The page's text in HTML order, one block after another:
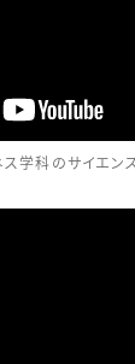
ス学科のサイエン